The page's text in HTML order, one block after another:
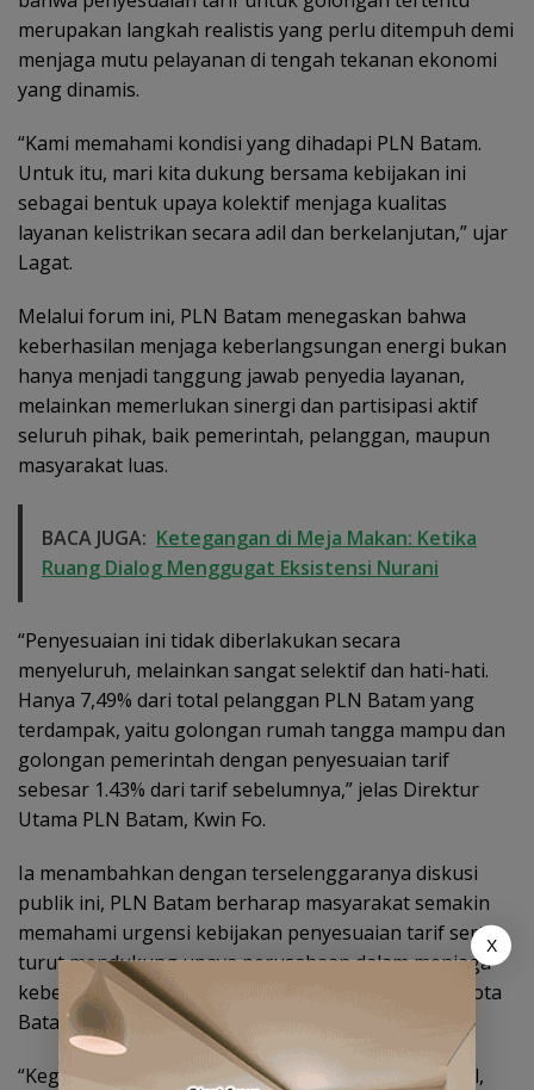
merupakan langkah realistis yang perlu ditempuh demi
menjaga mutu pelayanan di tengah tekanan ekonomi
yang dinamis.
“Kami memahami kondisi yang dihadapi PLN Batam.
Untuk itu, mari kita dukung bersama kebijakan ini
sebagai bentuk upaya kolektif menjaga kualitas
layanan kelistrikan secara adil dan berkelanjutan,” ujar
Lagat.
Melalui forum ini, PLN Batam menegaskan bahwa
keberhasilan menjaga keberlangsungan energi bukan
hanya menjadi tanggung jawab penyedia layanan,
melainkan memerlukan sinergi dan partisipasi aktif
seluruh pihak, baik pemerintah, pelanggan, maupun
masyarakat luas.
BACA JUGA: Ketegangan di Meja Makan: Ketika
Ruang Dialog Menggugat Eksistensi Nurani
“Penyesuaian ini tidak diberlakukan secara
menyeluruh, melainkan sangat selektif dan hati-hati.
Hanya 7,49% dari total pelanggan PLN Batam yang
terdampak, yaitu golongan rumah tangga mampu dan
golongan pemerintah dengan penyesuaian tarif
sebesar 1.43% dari tarif sebelumnya,” jelas Direktur
Utama PLN Batam, Kwin Fo.
Ia menambahkan dengan terselenggaranya diskusi
publik ini, PLN Batam berharap masyarakat semakin
memahami urgensi kebijakan penyesuaian tarif serta
turut mendukung upaya perusahaan dalam menjaga
keberlanjutan energi yang andal dan efisien bagi Kota
Batam dan sekitarnya.
“Kegiatan hari ini bukan sekadar pertemuan formal,
X